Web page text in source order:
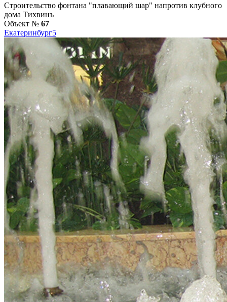
Строительство фонтана "плавающий шар" напротив клубного
дома Тихвинъ
Объект № 67
Екатеринбург5